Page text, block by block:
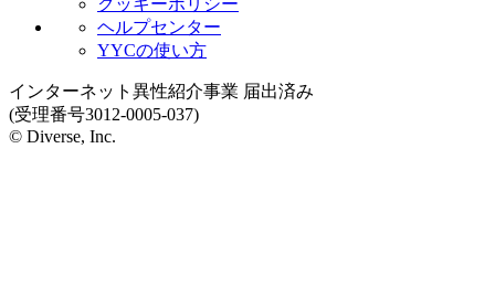
クッキーポリシー
ヘルプセンター
YYCの使い方
インターネット異性紹介事業 届出済み
(受理番号3012-0005-037)
© Diverse, Inc.